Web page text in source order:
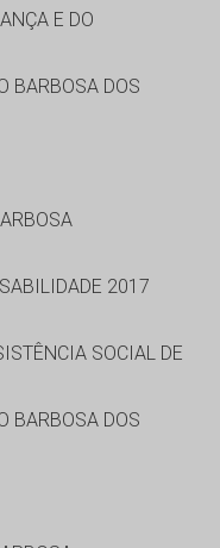
E DO
BARBOSA DOS
2017
SOCIAL DE
BARBOSA DOS